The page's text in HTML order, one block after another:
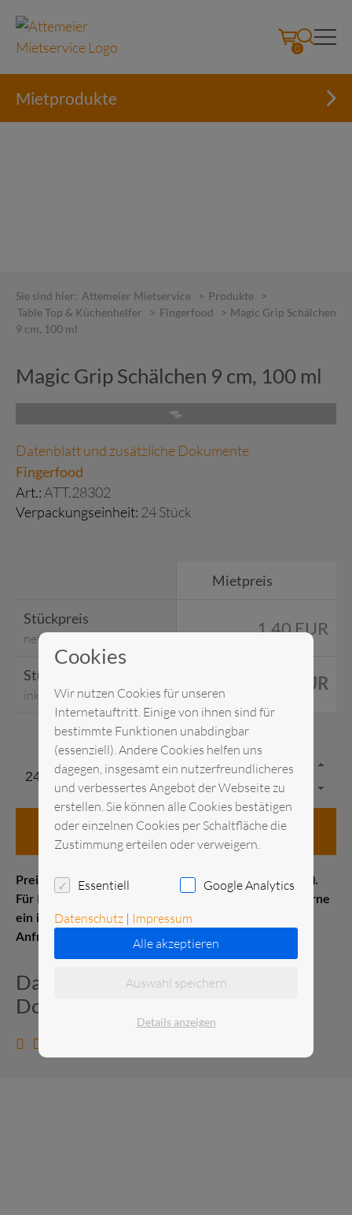
0
Mietprodukte
content
Sie sind hier: Attemeier Mietservice > Produkte
>
Table Top & Küchenhelfer
> Fingerfood > Magic Grip Schälchen
9 cm, 100 ml
Magic Grip Schälchen 9 cm, 100 ml
Datenblatt und zusätzliche Dokumente
Fingerfood
Art.: ATT.28302
Verpackungseinheit: 24 Stück
Mietpreis
Stückpreis
netto 1,40 EUR
Stückpreis
inkl. MwSt.
1,67 EUR
in den Anfragekorb
Preis pro Stück Messelistenpreis (1–21 Kalendertage).
Für Kurz- oder Langzeitmieten erstellen wir Ihnen gerne
ein individuelles Angebot. Senden Sie uns gerne eine
Anfrage.
Datenblatt und zusätzliche
Dokumente
Datenblatt anzeigen
Cookies
Wir nutzen Cookies für unseren
Internetauftritt. Einige von ihnen sind für
bestimmte Funktionen unabdingbar
(essenziell). Andere Cookies helfen uns
dagegen, insgesamt ein nutzerfreundlicheres
und verbessertes Angebot der Webseite zu
erstellen. Sie können alle Cookies bestätigen
oder einzelnen Cookies per Schaltfläche die
Zustimmung erteilen oder verweigern.
Essentiell Google Analytics
Datenschutz | Impressum
Alle akzeptieren
Auswahl speichern
Details anzeigen